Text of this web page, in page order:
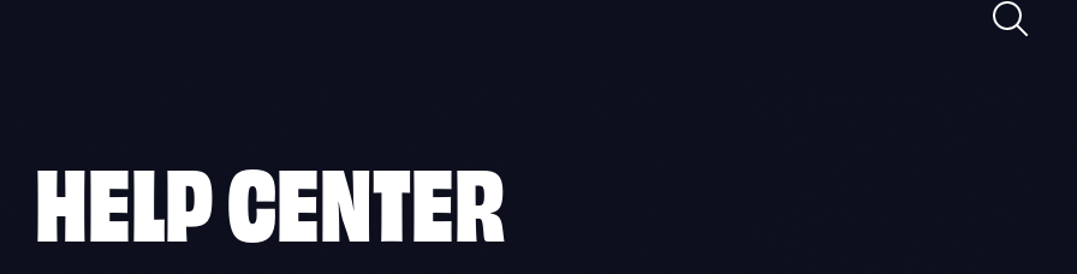
HELP CENTER